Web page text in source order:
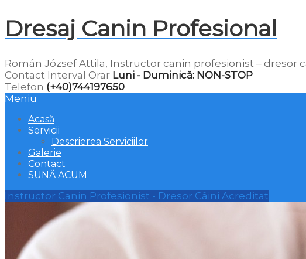
Dresaj Canin Profesional
Román József Attila, Instructor canin profesionist – dresor
Contact Interval Orar Luni - Duminică: NON-STOP
Telefon (+40)744197650
Meniu
Acasă
Servicii
Descrierea Serviciilor
Galerie
Contact
SUNĂ ACUM
Instructor Canin Profesionist - Dresor Câini Acreditat